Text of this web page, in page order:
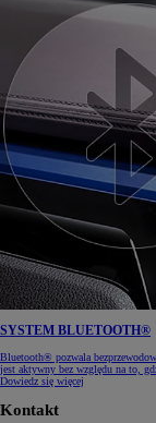
SYSTEM BLUETOOTH®
Bluetooth® pozwala
jest aktywny bez względu na to,
Dowiedz się więcej
Kontakt